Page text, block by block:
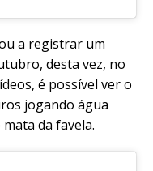
a registrar um
desta vez, no
é possível ver o
jogando água
da favela.